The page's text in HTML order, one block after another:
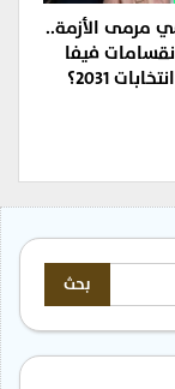
مرمى الأزمة..
فيفا
2031؟